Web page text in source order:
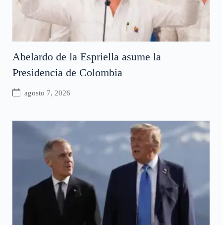
Abelardo de la Espriella asume la
Presidencia de Colombia
agosto 7, 2026